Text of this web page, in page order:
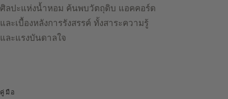
ศิลปะแห่งน้ำหอม ค้นพบวัตถุดิบ แอคคอร์ด
และเบื้องหลังการรังสรรค์ ทั้งสาระความรู้
และแรงบันดาลใจ
คู่มือ